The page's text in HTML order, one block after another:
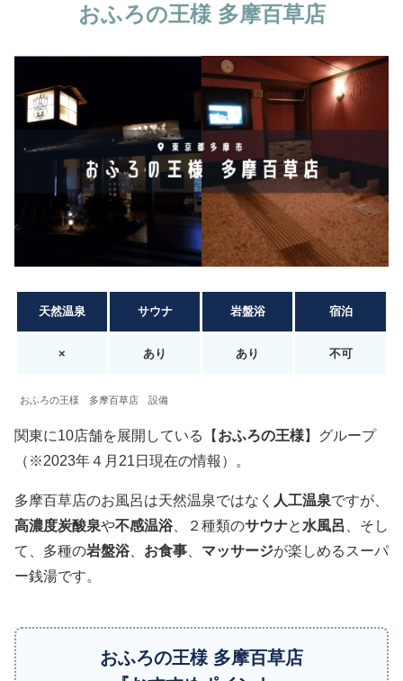
おふろの王様 多摩百草店
天然温泉 サウナ 岩盤浴 宿泊
× あり あり 不可
おふろの王様 多摩百草店 設備
関東に10店舗を展開している【 おふろの王様】グループ
（※2023年４月21日現在の情報）。
多摩百草店のお風呂は天然温泉ではなく 人工温泉ですが、
高濃度炭酸泉や不感温浴 、２種類のサウナと 水風呂 、そし
て、多種の岩盤浴 お食事 マッサージが楽しめるスーパ
ー銭湯です。
おふろの王様 多摩百草店